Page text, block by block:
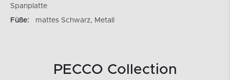
Spanplatte
Füße:
mattes Schwarz, Metall
PECCO Collection